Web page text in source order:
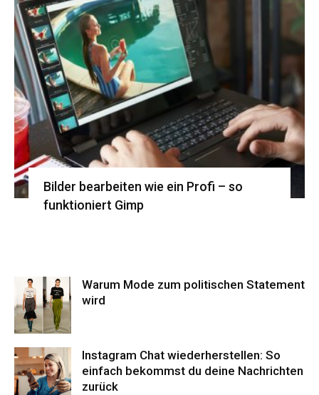
Bilder bearbeiten wie ein Profi – so
funktioniert Gimp
Warum Mode zum politischen Statement
wird
Instagram Chat wiederherstellen: So
einfach bekommst du deine Nachrichten
zurück